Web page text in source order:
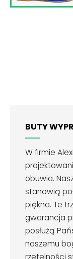
BUTY
W firmie
obuwia.
stanowią
piękna. Te
gwarancja
posłużą
naszemu
rzetelności